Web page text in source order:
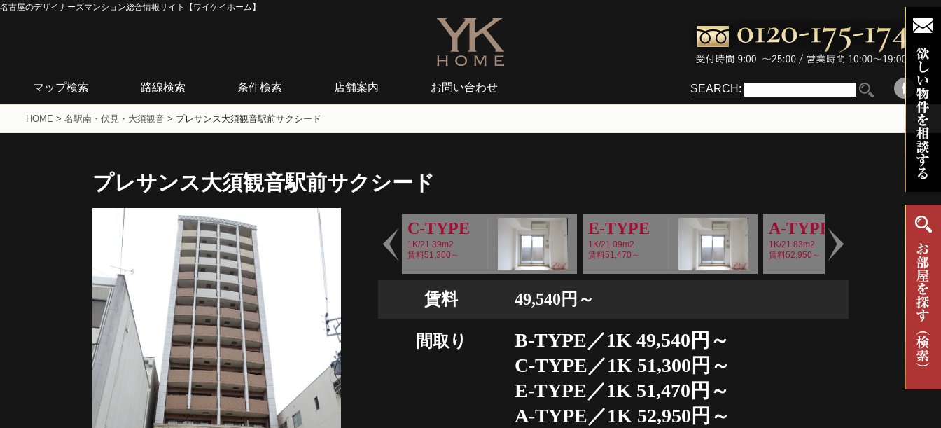
名古屋のデザイナーズマンション総合情報サイト【ワイケイホーム】
マップ検索 路線検索 条件検索 店舗案内 お問い合わせ SEARCH:
HOME > 名駅南・伏見・大須観音 > プレサンス大須観音駅前サクシード
プレサンス大須観音駅前サクシード
B-TYPE
1K/20.72m2
賃料49,540～
C-TYPE
1K/21.39m2
賃料51,300～
E-TYPE
1K/21.09m2
賃料51,470～
A-TYPE
1K/21.83m2
賃料52,950～
Prev
賃料 49,540円～
間取り
B-TYPE／1K 49,540円～
C-TYPE／1K 51,300円～
E-TYPE／1K 51,470円～
A-TYPE／1K 52,950円～